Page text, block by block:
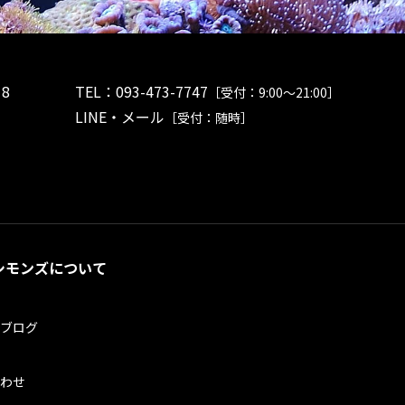
TEL： 093-473-7747 ［受付：9:00～21:00］
LINE・メール ［受付：随時］
モンズについて
ログ
せ